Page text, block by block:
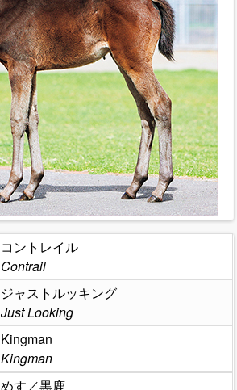
コントレイル
Contrail
ジャストルッキング
Just Looking
Kingman
Kingman
めす／黒鹿